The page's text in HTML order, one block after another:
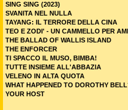
SING SING (2023)
SVANITA NEL NULLA
TAYANG: IL TERRORE DELLA CINA
TEO E ZODI' - UN CAMMELLO PER
THE BALLAD OF WALLIS ISLAND
THE ENFORCER
TI SPACCO IL MUSO, BIMBA!
TUTTE INSIEME ALL'ABBAZIA
VELENO IN ALTA QUOTA
WHAT HAPPENED TO DOROTHY
YOUR HOST